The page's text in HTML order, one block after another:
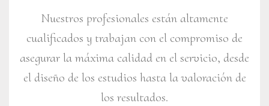
Nuestros profesionales están altamente
cualificados y trabajan con el compromiso de
asegurar la máxima calidad en el servicio, desde
el diseño de los estudios hasta la valoración de
los resultados.